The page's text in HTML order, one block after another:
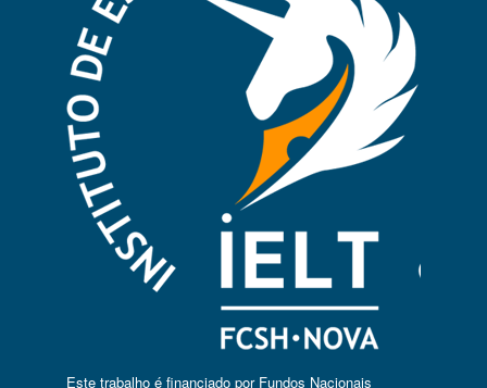
Este trabalho é financiado por Fundos Nacionais